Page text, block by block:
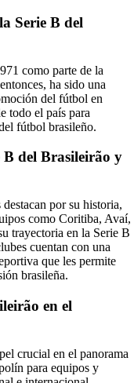
Serie B del
como parte de la
ha sido una
del fútbol en
todo el país para
fútbol brasileño.
B del Brasileirão y
por su historia,
como Coritiba, Avaí,
trayectoria en la Serie B
cuentan con una
que les permite
brasileña.
en el
crucial en el panorama
para equipos y